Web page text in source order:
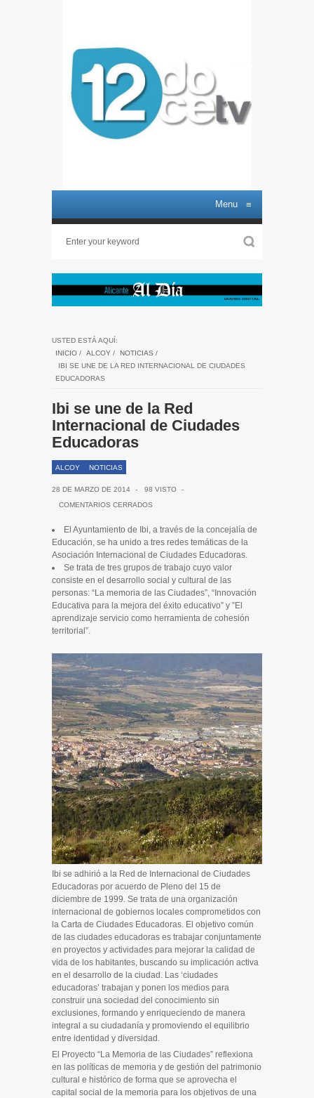
Menu ≡
USTED ESTÁ AQUÍ:
INICIO / ALCOY / NOTICIAS /
IBI SE UNE DE LA RED INTERNACIONAL DE CIUDADES
EDUCADORAS
Ibi se une de la Red
Internacional de Ciudades
Educadoras
ALCOY NOTICIAS
28 DE MARZO DE 2014 - 98 VISTO
-
COMENTARIOS CERRADOS
El Ayuntamiento de Ibi, a través de la concejalía de
Educación, se ha unido a tres redes temáticas de la
Asociación Internacional de Ciudades Educadoras.
Se trata de tres grupos de trabajo cuyo valor
consiste en el desarrollo social y cultural de las
personas: “La memoria de las Ciudades”, “Innovación
Educativa para la mejora del éxito educativo” y ”El
aprendizaje servicio como herramienta de cohesión
territorial”.
Ibi se adhirió a la Red de Internacional de Ciudades
Educadoras por acuerdo de Pleno del 15 de
diciembre de 1999. Se trata de una organización
internacional de gobiernos locales comprometidos con
la Carta de Ciudades Educadoras. El objetivo común
de las ciudades educadoras es trabajar conjuntamente
en proyectos y actividades para mejorar la calidad de
vida de los habitantes, buscando su implicación activa
en el desarrollo de la ciudad. Las ‘ciudades
educadoras’ trabajan y ponen los medios para
construir una sociedad del conocimiento sin
exclusiones, formando y enriqueciendo de manera
integral a su ciudadanía y promoviendo el equilibrio
entre identidad y diversidad.
El Proyecto “La Memoria de las Ciudades” reflexiona
en las políticas de memoria y de gestión del patrimonio
cultural e histórico de forma que se aprovecha el
capital social de la memoria para los objetivos de una